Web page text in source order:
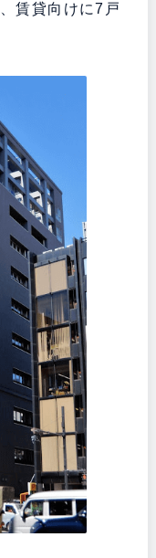
賃貸向けに7戸